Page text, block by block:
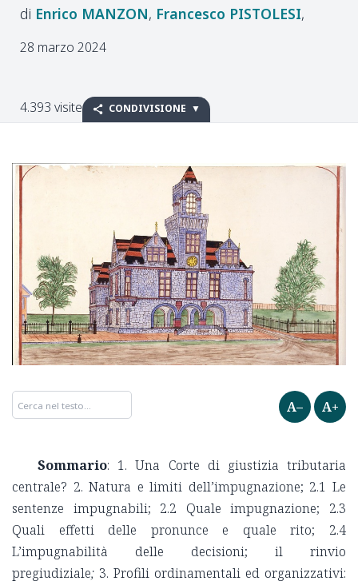
Enrico MANZON Francesco PISTOLESI
28 marzo 2024
4.393 visite CONDIVISIONE
A– A+
Sommario: 1. Una Corte di giustizia tributaria
centrale? 2. Natura e limiti dell’impugnazione; 2.1 Le
sentenze impugnabili; 2.2 Quale impugnazione; 2.3
Quali effetti delle pronunce e quale rito; 2.4
L’impugnabilità delle decisioni; il rinvio
pregiudiziale; 3. Profili ordinamentali ed organizzativi: